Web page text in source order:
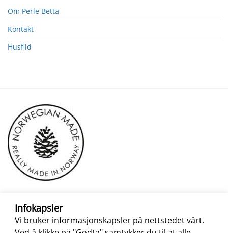
Infokapsler
Vi bruker informasjonskapsler på nettstedet vårt.
Om Perle Betta
Kontakt
Husflid